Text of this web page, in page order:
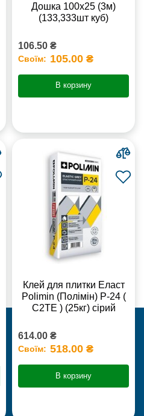
Дошка 100х25 (3м)
(133,333шт куб)
106.50 ₴
Своїм: 105.00 ₴
В корзину
Клей для плитки Еласт
Polimin (Полімін) Р-24 (
С2ТЕ ) (25кг) сірий
614.00 ₴
Своїм: 518.00 ₴
В корзину